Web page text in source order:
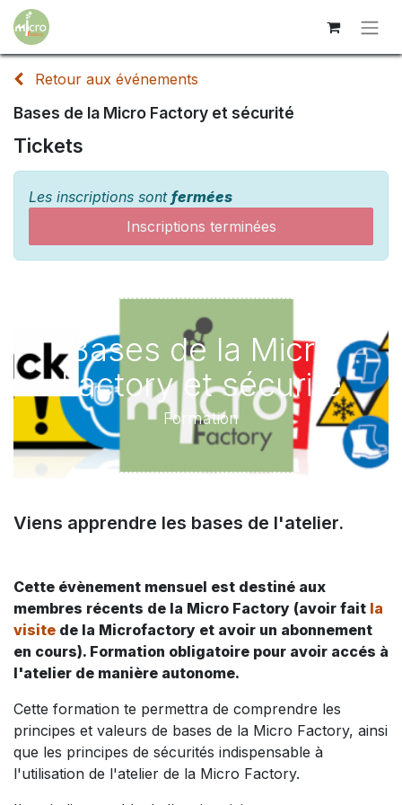
Retour aux événements
Bases de la Micro Factory et sécurité
Tickets
Les inscriptions sont fermées
Inscriptions terminées
Bases de la Micro
Factory et sécurité
Formation
Viens apprendre les bases de l'atelier.
Cette évènement mensuel est destiné aux
membres récents de la Micro Factory (avoir fait la
visite de la Microfactory et avoir un abonnement
en cours). Formation obligatoire pour avoir accés à
l'atelier de manière autonome.
Cette formation te permettra de comprendre les
principes et valeurs de bases de la Micro Factory, ainsi
que les principes de sécurités indispensable à
l'utilisation de l'atelier de la Micro Factory.